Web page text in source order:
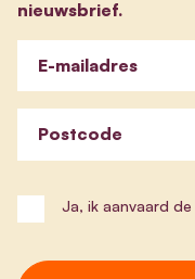
nieuwsbrief.
E-mailadres
Postcode
Ja, ik aanvaard de